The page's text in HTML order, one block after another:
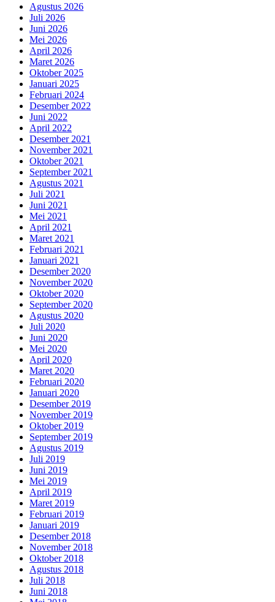
Agustus 2026
Juli 2026
Juni 2026
Mei 2026
April 2026
Maret 2026
Oktober 2025
Januari 2025
Februari 2024
Desember 2022
Juni 2022
April 2022
Desember 2021
November 2021
Oktober 2021
September 2021
Agustus 2021
Juli 2021
Juni 2021
Mei 2021
April 2021
Maret 2021
Februari 2021
Januari 2021
Desember 2020
November 2020
Oktober 2020
September 2020
Agustus 2020
Juli 2020
Juni 2020
Mei 2020
April 2020
Maret 2020
Februari 2020
Januari 2020
Desember 2019
November 2019
Oktober 2019
September 2019
Agustus 2019
Juli 2019
Juni 2019
Mei 2019
April 2019
Maret 2019
Februari 2019
Januari 2019
Desember 2018
November 2018
Oktober 2018
Agustus 2018
Juli 2018
Juni 2018